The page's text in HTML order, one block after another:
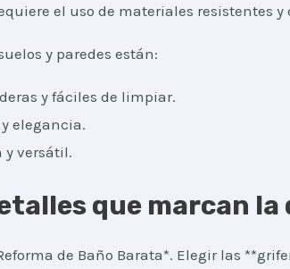
el uso de materiales resistentes y
y paredes están:
y fáciles de limpiar.
elegancia.
y versátil.
que marcan
de Baño Barata*. Elegir las